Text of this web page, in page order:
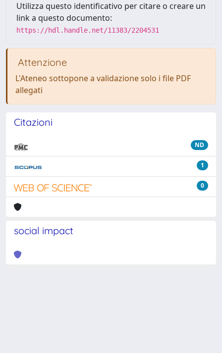
Utilizza questo identificativo per citare o creare un
link a questo documento:
https://hdl.handle.net/11383/2204531
Attenzione
L'Ateneo sottopone a validazione solo i file PDF
allegati
Citazioni
ND
1
0
social impact